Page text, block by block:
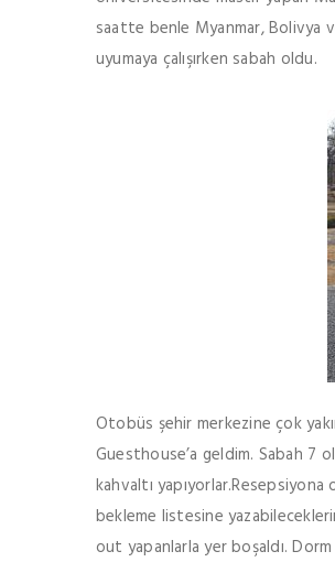
saatte benle Myanmar, Bolivya
uyumaya çalışırken sabah oldu.
Otobüs şehir merkezine çok
Guesthouse’a geldim. Sabah 7
kahvaltı
bekleme listesine
out yapanlarla yer boşaldı.